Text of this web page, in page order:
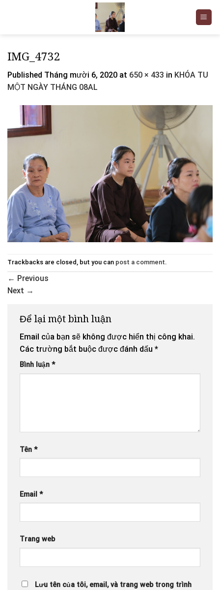
IMG_4732
Published Tháng mười 6, 2020 at 650 × 433 in KHÓA TU
MỘT NGÀY THÁNG 08AL
Trackbacks are closed, but you can post a comment.
← Previous
Next →
Để lại một bình luận
Email của bạn sẽ không được hiển thị công khai.
Các trường bắt buộc được đánh dấu *
Bình luận *
Tên *
Email *
Trang web
Lưu tên của tôi, email, và trang web trong trình